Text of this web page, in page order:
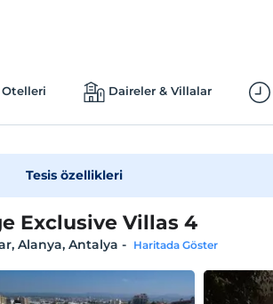
Daireler & Villalar
Tesis özellikleri
Exclusive Villas 4
Alanya, Antalya - Haritada Göster